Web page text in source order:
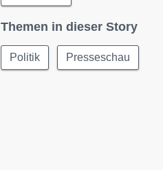
Themen in dieser Story
Politik Presseschau